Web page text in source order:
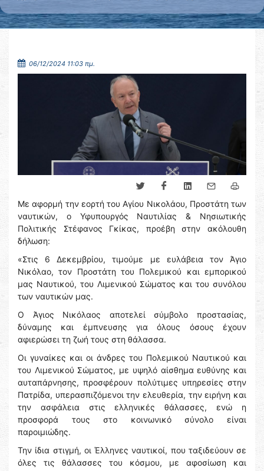
06/12/2024 11:03 πμ.
Με αφορμή την εορτή του Αγίου Νικολάου, Προστάτη των
ναυτικών, ο Υφυπουργός Ναυτιλίας & Νησιωτικής
Πολιτικής Στέφανος Γκίκας, προέβη στην ακόλουθη
δήλωση:
«Στις 6 Δεκεμβρίου, τιμούμε με ευλάβεια τον Άγιο
Νικόλαο, τον Προστάτη του Πολεμικού και εμπορικού
μας Ναυτικού, του Λιμενικού Σώματος και του συνόλου
των ναυτικών μας.
Ο Άγιος Νικόλαος αποτελεί σύμβολο προστασίας,
δύναμης και έμπνευσης για όλους όσους έχουν
αφιερώσει τη ζωή τους στη θάλασσα.
Οι γυναίκες και οι άνδρες του Πολεμικού Ναυτικού και
του Λιμενικού Σώματος, με υψηλό αίσθημα ευθύνης και
αυταπάρνησης, προσφέρουν πολύτιμες υπηρεσίες στην
Πατρίδα, υπερασπιζόμενοι την ελευθερία, την ειρήνη και
την ασφάλεια στις ελληνικές θάλασσες, ενώ η
προσφορά τους στο κοινωνικό σύνολο είναι
παροιμιώδης.
Την ίδια στιγμή, οι Έλληνες ναυτικοί, που ταξιδεύουν σε
όλες τις θάλασσες του κόσμου, με αφοσίωση και